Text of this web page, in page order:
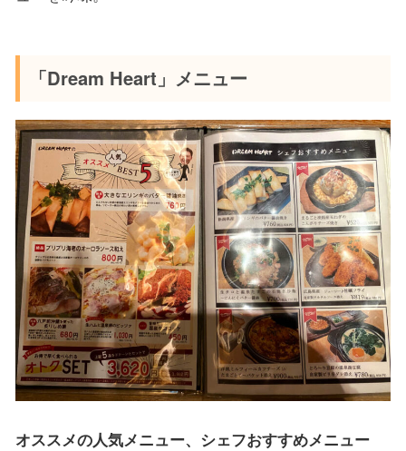
「Dream Heart」メニュー
オススメの人気メニュー、シェフおすすめメニュー